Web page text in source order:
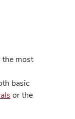
the most
basic
or the